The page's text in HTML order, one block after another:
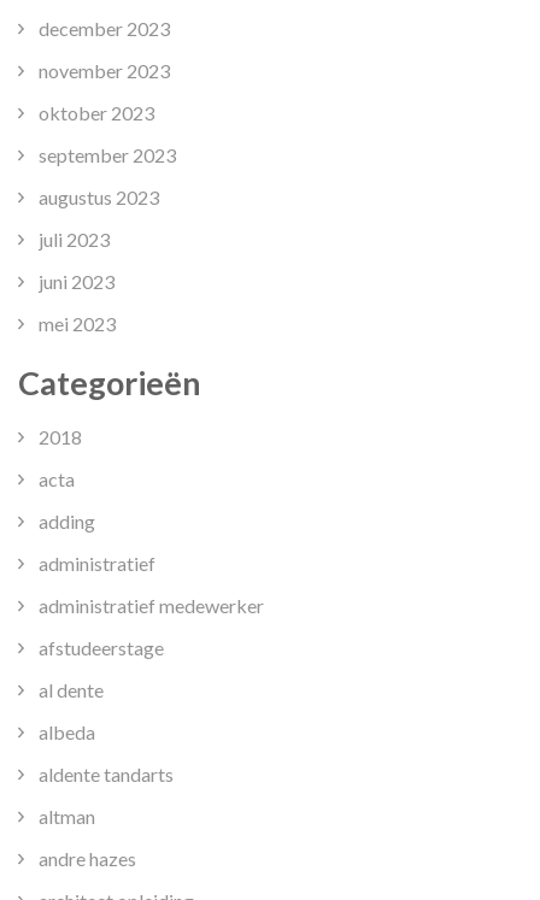
december 2023
november 2023
oktober 2023
september 2023
augustus 2023
juli 2023
juni 2023
mei 2023
Categorieën
2018
acta
adding
administratief
administratief medewerker
afstudeerstage
al dente
albeda
aldente tandarts
altman
andre hazes